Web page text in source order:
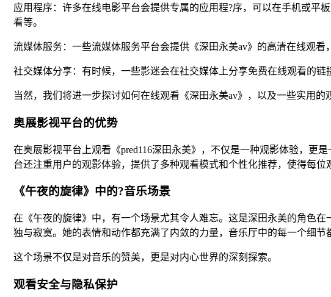
应用程序：许多在线电影平台会提供专属的应用程?序，可以在手机或平
看等。
流媒体服务：一些流媒体服务平台会提供《深田永美av》的高清在线观
社交媒体分享：有时候，一些影迷会在社交媒体上分享免费在线观看的
当然，我们将进一步探讨如何在线观看《深田永美av》，以及一些实用的
奥展影视平台的优势
在奥展影视平台上观看《pred116深田永美》，不仅是一种观影体验，更
台还注重用户的观影体验，提供了多种观看模式和个性化推荐，使得每位
《午夜的旋律》中的?音乐场景
在《午夜的旋律》中，有一个场景尤其令人难忘。这是深田永美的角色
独与寂寞。她的表情和动作都充满了内敛的力量，音乐厅中的每一个细节
这个场景不仅是对音乐的赞美，更是对内心世界的深刻探索。
观看安全与隐私保护